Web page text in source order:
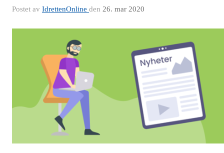
Postet av IdrettenOnline den 26. mar 2020